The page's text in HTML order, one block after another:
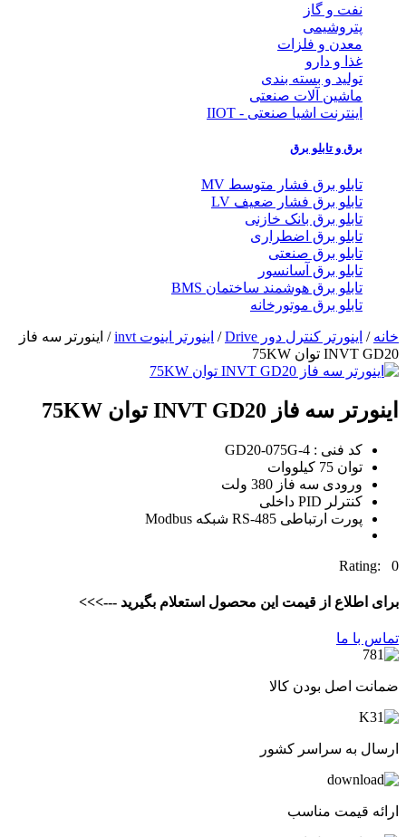
نفت و گاز
پتروشیمی
معدن و فلزات
غذا و دارو
تولید و بسته بندی
ماشین آلات صنعتی
اینترنت اشیا صنعتی - IIOT
برق و تابلو برق
تابلو برق فشار متوسط MV
تابلو برق فشار ضعیف LV
تابلو برق بانک خازنی
تابلو برق اضطراری
تابلو برق صنعتی
تابلو برق آسانسور
تابلو برق هوشمند ساختمان BMS
تابلو برق موتورخانه
خانه / اینورتر کنترل دور Drive / اینورتر اینوت invt
/ اينورتر سه فاز
INVT GD20 توان 75KW
اينورتر سه فاز INVT GD20 توان 75KW
کد فنی : GD20-075G-4
توان 75 کیلووات
ورودی سه فاز 380 ولت
کنترلر PID داخلی
پورت ارتباطی RS-485 شبکه Modbus
Rating: 0
برای اطلاع از قیمت این محصول استعلام بگیرید --->>>
تماس با ما
ضمانت اصل بودن کالا
ارسال به سراسر کشور
ارائه قیمت مناسب